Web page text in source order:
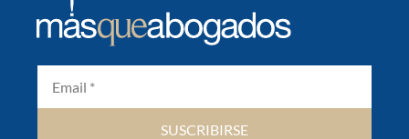
SUSCRIBIRSE